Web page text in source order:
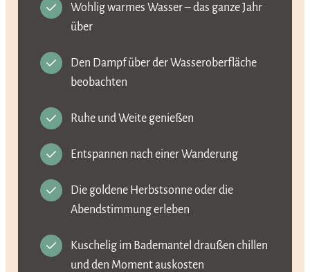
Wohlig warmes Wasser – das ganze Jahr
über
Den Dampf über der Wasseroberfläche
beobachten
Ruhe und Weite genießen
Entspannen nach einer Wanderung
Die goldene Herbstsonne oder die
Abendstimmung erleben
Kuschelig im Bademantel draußen chillen
und den Moment auskosten